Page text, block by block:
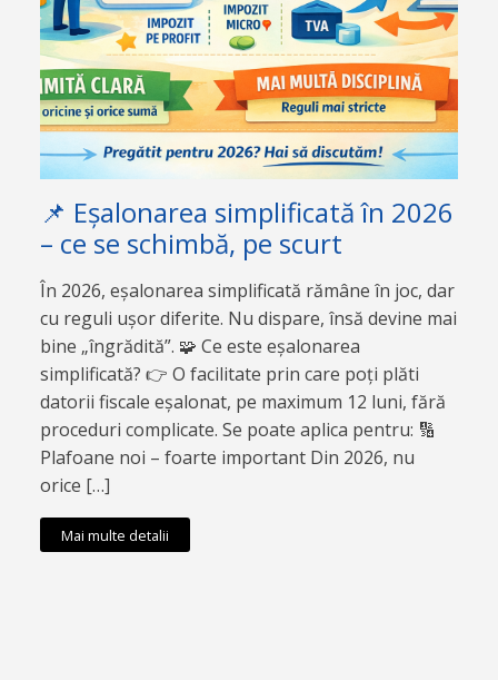
📌 Eșalonarea simplificată în 2026
– ce se schimbă, pe scurt
În 2026, eșalonarea simplificată rămâne în joc, dar
cu reguli ușor diferite. Nu dispare, însă devine mai
bine „îngrădită”. 🧩 Ce este eșalonarea
simplificată? 👉 O facilitate prin care poți plăti
datorii fiscale eșalonat, pe maximum 12 luni, fără
proceduri complicate. Se poate aplica pentru: 🔢
Plafoane noi – foarte important Din 2026, nu
orice […]
Mai multe detalii